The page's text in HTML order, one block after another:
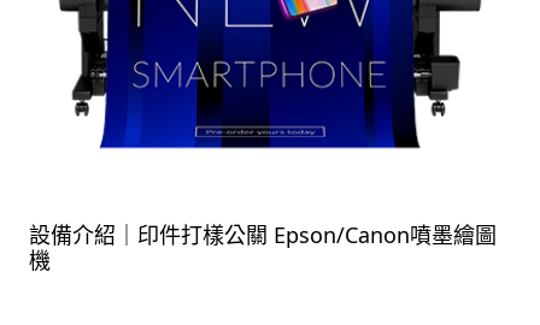
設備介紹｜印件打樣公關 Epson/Canon噴墨繪圖
機